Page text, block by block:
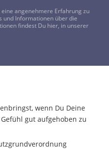
ANRUFEN: 0800-8478266
REGISTRIEREN
wenn Du Deine
gut aufgehoben zu
angenehmere Erfahrung zu
und Informationen über die
findest Du hier, in unserer